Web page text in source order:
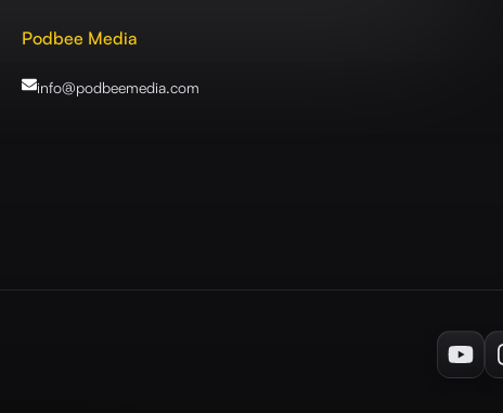
Podbee Media
info@podbeemedia.com